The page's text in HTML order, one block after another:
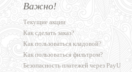
Важно!
Текущие акции
Как сделать заказ?
Как пользоваться кладовой?
Как пользоваться фильтром?
Безопасность платежей через PayU